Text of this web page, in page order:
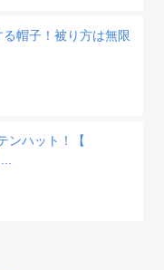
る帽子！被り方は無限
ンハット！【